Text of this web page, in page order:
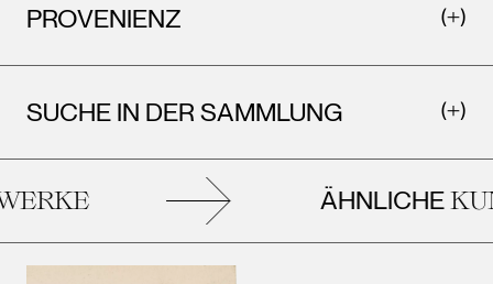
PROVENIENZ
SUCHE IN DER SAMMLUNG
ÄHNLICHE